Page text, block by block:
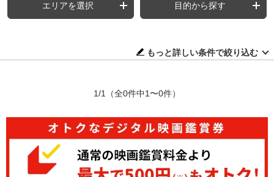
エリアを選択 目的から探す
もっと詳しい条件で絞り込む
1/1 （全0件中1〜0件）